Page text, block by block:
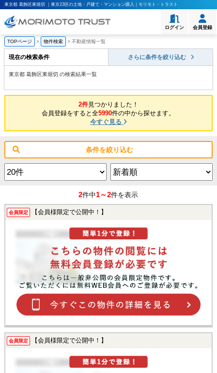
東京都 葛飾区東堀切 ｜東京23区の土地・戸建て・マンション購入｜モリモト・トラスト
ログイン 会員登録
TOPページ > 物件検索 > 不動産情報一覧
現在の検索条件 さらに条件を絞り込む
東京都 葛飾区東堀切 の検索結果一覧
2件見つかりました！
会員登録をすると全5990件の中から探せます。
今すぐ見る
条件を絞り込む
2件中1～2件を表示
会員限定 【会員様限定で公開中！】
会員限定 【会員様限定で公開中！】